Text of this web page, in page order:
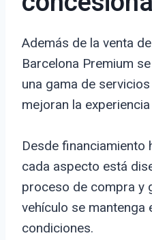
Además de la venta
Barcelona Premium
una gama de
mejoran la
Desde financiamiento
cada aspecto está
proceso de compra y
vehículo se mantenga
condiciones.